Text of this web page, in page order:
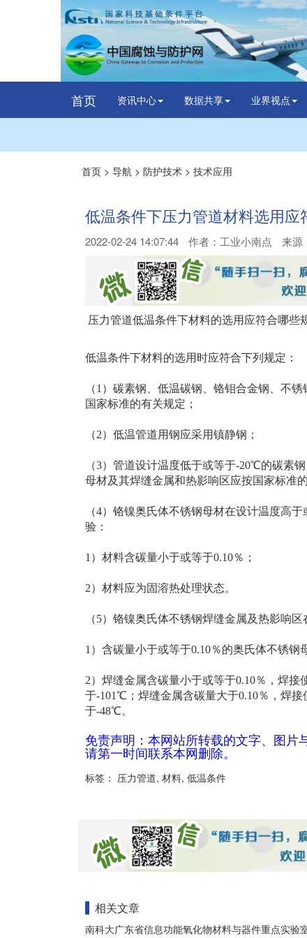
首页 资讯中心 数据共享 业界视点
首页 > 导航 > 防护技术 > 技术应用
低温条件下压力管道材料选用应
2022-02-24 14:07:44 作者： 工业小南点 来源
压力管道低温条件下材料的选用应符合哪些
低温条件下材料的选用时应符合下列规定：
（1）碳素钢、低温碳钢、铬钼合金钢、不
国家标准的有关规定；
（2）低温管道用钢应采用镇静钢；
（3）管道设计温度低于或等于-20℃的碳素
母材及其焊缝金属和热影响区应按国家标准
（4）铬镍奥氏体不锈钢母材在设计温度高
验：
1）材料含碳量小于或等于0.10％；
2）材料应为固溶热处理状态。
（5）铬镍奥氏体不锈钢焊缝金属及热影响
1）含碳量小于或等于0.10％的奥氏体不锈
2）焊缝金属含碳量小于或等于0.10％，焊
于-101℃；焊缝金属含碳量大于0.10％，焊
于-48℃。
免责声明：本网站所转载的文字、图片
请第一时间联系本网删除。
标签： 压力管道, 材料, 低温条件
相关文章
南科大广东省信息功能氧化物材料与器件重点实验